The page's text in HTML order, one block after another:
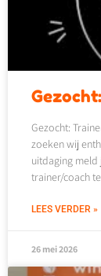
Gezocht:
zoeken wij
uitdaging meld
trainer/coach
LEES VERDER »
26 mei 2026